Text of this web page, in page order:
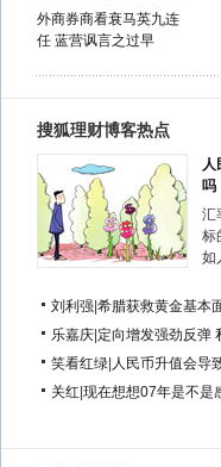
外商券商看衰马英九连
任 蓝营讽言之过早
搜狐理财博客热点
人
吗
汇
标
如
刘利强 希腊获救黄金基本
乐嘉庆 定向增发强劲反弹
笑看红绿 人民币升值会导
关红 现在想想07年是不是